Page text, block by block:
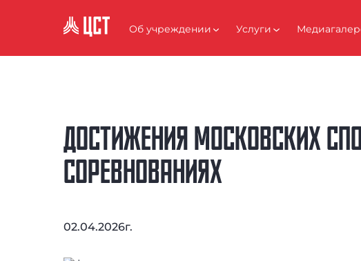
Об учреждении Услуги
ДОСТИЖЕНИЯ МОСКОВСКИХ
СОРЕВНОВАНИЯХ
02.04.2026г.